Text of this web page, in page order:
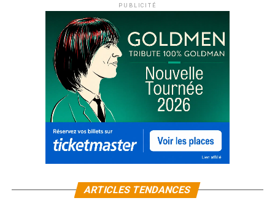
PUBLICITÉ
ARTICLES TENDANCES